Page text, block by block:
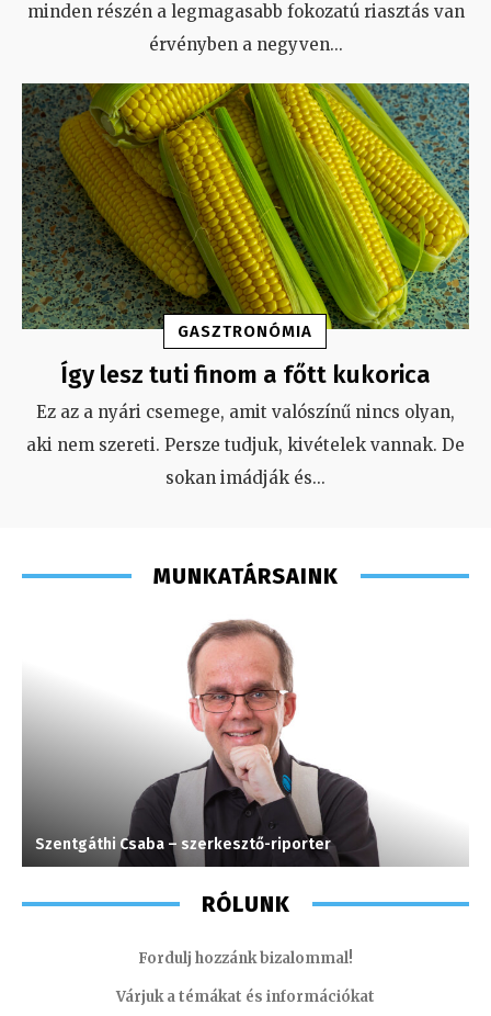
minden részén a legmagasabb fokozatú riasztás van
érvényben a negyven...
GASZTRONÓMIA
Így lesz tuti finom a főtt kukorica
Ez az a nyári csemege, amit valószínű nincs olyan,
aki nem szereti. Persze tudjuk, kivételek vannak. De
sokan imádják és...
MUNKATÁRSAINK
Szentgáthi Csaba – szerkesztő-riporter
RÓLUNK
Fordulj hozzánk bizalommal!
Várjuk a témákat és információkat